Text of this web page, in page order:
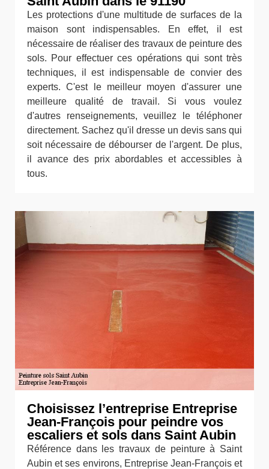
Les protections d'une multitude de surfaces de la
maison sont indispensables. En effet, il est
nécessaire de réaliser des travaux de peinture des
sols. Pour effectuer ces opérations qui sont très
techniques, il est indispensable de convier des
experts. C'est le meilleur moyen d'assurer une
meilleure qualité de travail. Si vous voulez
d'autres renseignements, veuillez le téléphoner
directement. Sachez qu'il dresse un devis sans qui
soit nécessaire de débourser de l'argent. De plus,
il avance des prix abordables et accessibles à
tous.
Choisissez l’entreprise Entreprise
Jean-François pour peindre vos
escaliers et sols dans Saint Aubin
Référence dans les travaux de peinture à Saint
Aubin et ses environs, Entreprise Jean-François et